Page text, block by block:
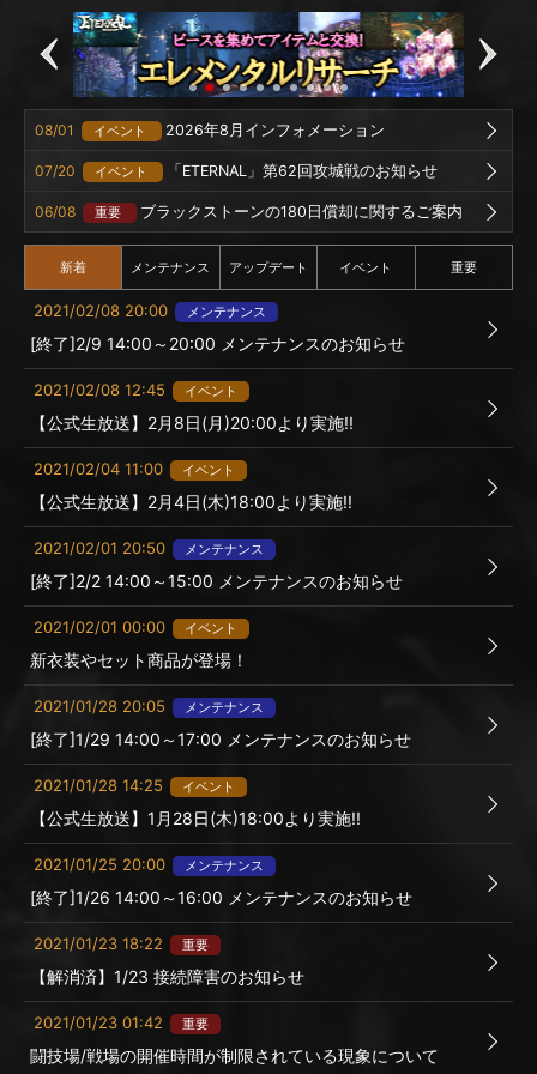
08/01 イベント 2026年8月インフォメーション
07/20 イベント 「ETERNAL」第62回攻城戦のお知らせ
06/08 重要 ブラックストーンの180日償却に関するご案内
新着 メンテナンス アップデート イベント 重要
2021/02/08 20:00 メンテナンス
[終了]2/9 14:00～20:00 メンテナンスのお知らせ
2021/02/08 12:45 イベント
【公式生放送】2月8日(月)20:00より実施!!
2021/02/04 11:00 イベント
【公式生放送】2月4日(木)18:00より実施!!
2021/02/01 20:50 メンテナンス
[終了]2/2 14:00～15:00 メンテナンスのお知らせ
2021/02/01 00:00 イベント
新衣装やセット商品が登場！
2021/01/28 20:05 メンテナンス
[終了]1/29 14:00～17:00 メンテナンスのお知らせ
2021/01/28 14:25 イベント
【公式生放送】1月28日(木)18:00より実施!!
2021/01/25 20:00 メンテナンス
[終了]1/26 14:00～16:00 メンテナンスのお知らせ
2021/01/23 18:22 重要
【解消済】1/23 接続障害のお知らせ
2021/01/23 01:42 重要
闘技場/戦場の開催時間が制限されている現象について